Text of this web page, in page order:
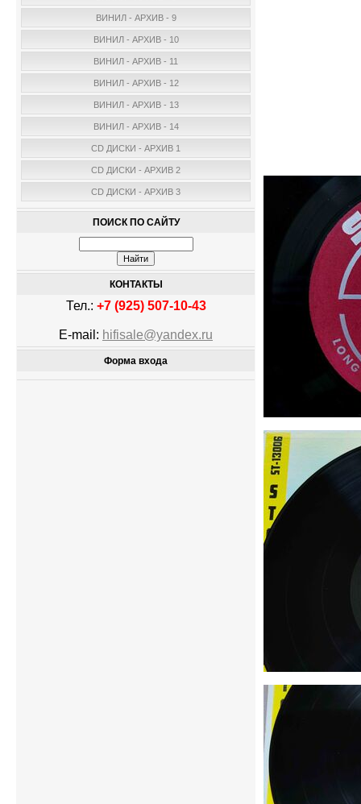
ВИНИЛ - АРХИВ - 9
ВИНИЛ - АРХИВ - 10
ВИНИЛ - АРХИВ - 11
ВИНИЛ - АРХИВ - 12
ВИНИЛ - АРХИВ - 13
ВИНИЛ - АРХИВ - 14
CD ДИСКИ - АРХИВ 1
CD ДИСКИ - АРХИВ 2
CD ДИСКИ - АРХИВ 3
ПОИСК ПО САЙТУ
КОНТАКТЫ
Тел.: +7 (925) 507-10-43
E-mail: hifisale@yandex.ru
Форма входа